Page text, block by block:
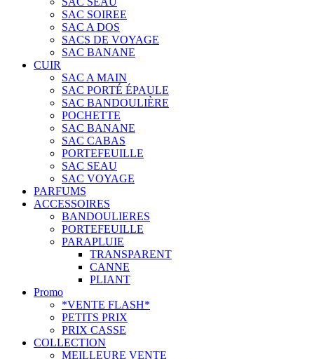
SAC SOIREE
SAC A DOS
SACS DE VOYAGE
SAC BANANE
CUIR
SAC A MAIN
SAC PORTÉ ÉPAULE
SAC BANDOULIÈRE
POCHETTE
SAC BANANE
SAC CABAS
PORTEFEUILLE
SAC SEAU
SAC VOYAGE
PARFUMS
ACCESSOIRES
BANDOULIERES
PORTEFEUILLE
PARAPLUIE
TRANSPARENT
CANNE
PLIANT
Promo
*VENTE FLASH*
PETITS PRIX
PRIX CASSE
COLLECTION
MEILLEURE VENTE